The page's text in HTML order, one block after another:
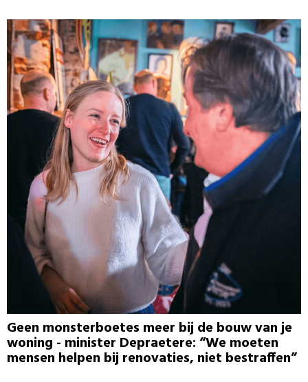
Geen monsterboetes meer bij de bouw van je
woning - minister Depraetere: “We moeten
mensen helpen bij renovaties, niet bestraffen”